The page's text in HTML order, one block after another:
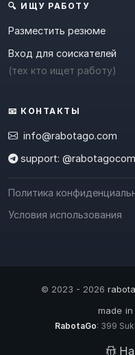
🔍 ИЩУ РАБОТУ
Разместить резюме
Вход для соискателей
(тех кто ищет работу)
📧 КОНТАКТЫ
info@rabotago.com
support:
Политика
Условия использования
© 2023 - 2026
made
RabotaGo: 399